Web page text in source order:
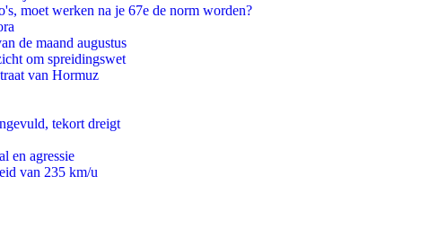
moet werken na je 67e de norm worden?
de maand augustus
om spreidingswet
van Hormuz
tekort dreigt
en agressie
van 235 km/u